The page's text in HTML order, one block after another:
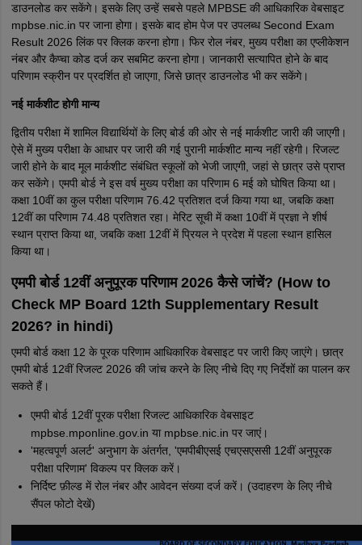
डाउनलोड कर सकेंगे। इसके लिए उन्हें सबसे पहले MPBSE की आधिकारिक वेबसाइट
mpbse.nic.in पर जाना होगा। इसके बाद होम पेज पर उपलब्ध Second Exam
Result 2026 लिंक पर क्लिक करना होगा। फिर रोल नंबर, मुख्य परीक्षा का एप्लीकेशन
नंबर और कैप्चा कोड दर्ज कर सबमिट करना होगा। जानकारी सत्यापित होने के बाद
परिणाम स्क्रीन पर प्रदर्शित हो जाएगा, जिसे छात्र डाउनलोड भी कर सकेंगे।
नई मार्कशीट होगी मान्य
द्वितीय परीक्षा में शामिल विद्यार्थियों के लिए बोर्ड की ओर से नई मार्कशीट जारी की जाएगी।
ऐसे में मुख्य परीक्षा के आधार पर जारी की गई पुरानी मार्कशीट मान्य नहीं रहेगी। रिजल्ट
जारी होने के बाद मूल मार्कशीट संबंधित स्कूलों को भेजी जाएगी, जहां से छात्र उसे प्राप्त
कर सकेंगे। एमपी बोर्ड ने इस वर्ष मुख्य परीक्षा का परिणाम 6 मई को घोषित किया था।
कक्षा 10वीं का कुल परीक्षा परिणाम 76.42 प्रतिशत दर्ज किया गया था, जबकि कक्षा
12वीं का परिणाम 74.48 प्रतिशत रहा। मेरिट सूची में कक्षा 10वीं में प्रज्ञा ने शीर्ष
स्थान प्राप्त किया था, जबकि कक्षा 12वीं में प्रियल ने प्रदेश में पहला स्थान हासिल
किया था।
एमपी बोर्ड 12वीं अनुपूरक परिणाम 2026 कैसे जांचें? (How to
Check MP Board 12th Supplementary Result
2026? in hindi)
एमपी बोर्ड कक्षा 12 के पूरक परिणाम आधिकारिक वेबसाइट पर जारी किए जाएंगे। छात्र
एमपी बोर्ड 12वीं रिजल्ट 2026 की जांच करने के लिए नीचे दिए गए निर्देशों का पालन कर
सकते हैं।
एमपी बोर्ड 12वीं पूरक परीक्षा रिजल्ट आधिकारिक वेबसाइट
mpbse.mponline.gov.in या mpbse.nic.in पर जाएं।
'महत्वपूर्ण अलर्ट' अनुभाग के अंतर्गत, 'एमपीबीएसई एचएसएससी 12वीं अनुपूरक
परीक्षा परिणाम' विकल्प पर क्लिक करें।
निर्दिष्ट फ़ील्ड में रोल नंबर और आवेदन संख्या दर्ज करें। (उदाहरण के लिए नीचे
सैंपल फोटो देखें)